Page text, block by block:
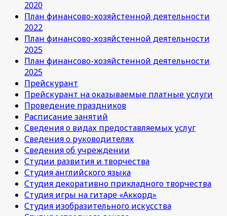
2020
План финансово-хозяйстенной деятельности
2022
План финансово-хозяйстенной деятельности
2025
План финансово-хозяйстенной деятельности
2025
Прейскурант
Прейскурант на оказываемые платные услуги
Проведение праздников
Расписание занятий
Сведения о видах предоставляемых услуг
Сведения о руководителях
Сведения об учреждении
Студии развития и творчества
Студия английского языка
Студия декоративно прикладного творчества
Студия игры на гитаре «Аккорд»
Студия изобразительного искусства